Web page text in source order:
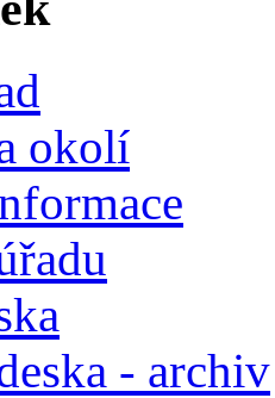
okolí
- archiv